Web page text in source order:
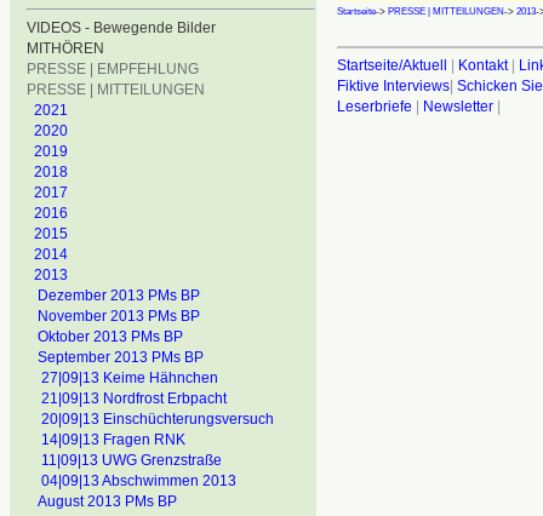
VIDEOS - Bewegende Bilder
MITHÖREN
PRESSE | EMPFEHLUNG
PRESSE | MITTEILUNGEN
2021
2020
2019
2018
2017
2016
2015
2014
2013
Dezember 2013 PMs BP
November 2013 PMs BP
Oktober 2013 PMs BP
September 2013 PMs BP
27|09|13 Keime Hähnchen
21|09|13 Nordfrost Erbpacht
20|09|13 Einschüchterungsversuch
14|09|13 Fragen RNK
11|09|13 UWG Grenzstraße
04|09|13 Abschwimmen 2013
August 2013 PMs BP
Startseite-> PRESSE | MITTEILUNGEN-> 2013-
Startseite/Aktuell Kontakt|
Fiktive Interviews| Schicken
Leserbriefe
Newsletter|